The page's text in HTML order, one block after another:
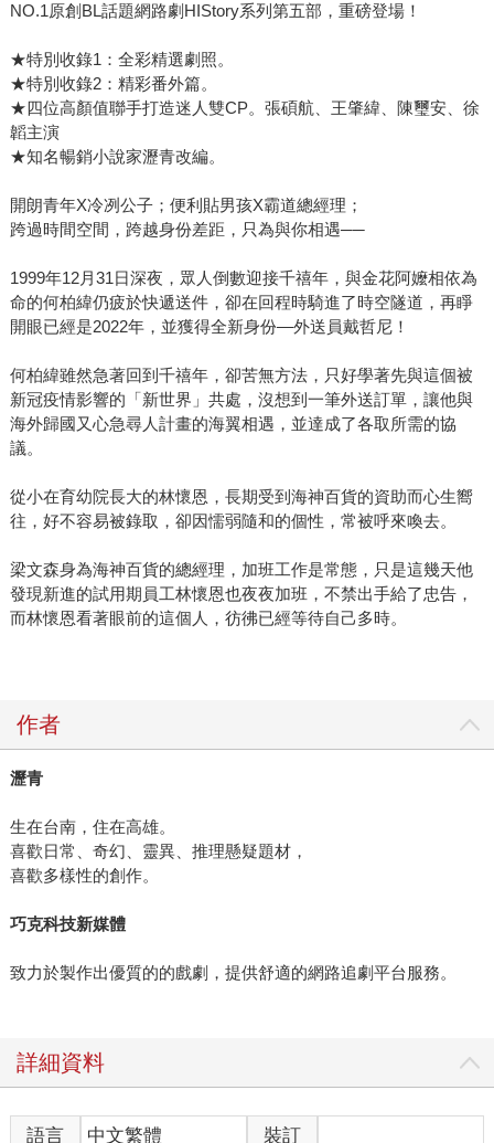
NO.1原創BL話題網路劇HIStory系列第五部，重磅登場！
★特別收錄1：全彩精選劇照。
★特別收錄2：精彩番外篇。
★四位高顏值聯手打造迷人雙CP。張碩航、王肇緯、陳璽安、徐
韜主演
★知名暢銷小說家瀝青改編。
開朗青年X冷冽公子；便利貼男孩X霸道總經理；
跨過時間空間，跨越身份差距，只為與你相遇──
1999年12月31日深夜，眾人倒數迎接千禧年，與金花阿嬤相依為
命的何柏緯仍疲於快遞送件，卻在回程時騎進了時空隧道，再睜
開眼已經是2022年，並獲得全新身份—外送員戴哲尼！
何柏緯雖然急著回到千禧年，卻苦無方法，只好學著先與這個被
新冠疫情影響的「新世界」共處，沒想到一筆外送訂單，讓他與
海外歸國又心急尋人計畫的海翼相遇，並達成了各取所需的協
議。
從小在育幼院長大的林懷恩，長期受到海神百貨的資助而心生嚮
往，好不容易被錄取，卻因懦弱隨和的個性，常被呼來喚去。
梁文森身為海神百貨的總經理，加班工作是常態，只是這幾天他
發現新進的試用期員工林懷恩也夜夜加班，不禁出手給了忠告，
而林懷恩看著眼前的這個人，彷彿已經等待自己多時。
作者
瀝青
生在台南，住在高雄。
喜歡日常、奇幻、靈異、推理懸疑題材，
喜歡多樣性的創作。
巧克科技新媒體
致力於製作出優質的的戲劇，提供舒適的網路追劇平台服務。
詳細資料
語言 中文繁體
裝訂